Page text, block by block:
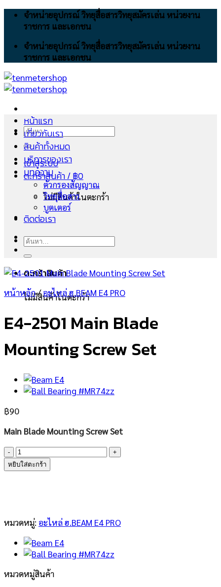
Skip
จำหน่ายอุปกรณ์ วิทยุสื่อสารวิทยุสมัครเล่น หน่วยงาน
ราชการ และเอกชน
จำหน่ายอุปกรณ์ วิทยุสื่อสารวิทยุสมัครเล่น หน่วยงาน
ราชการ และเอกชน
ค้นหา:
เข้าสู่ระบบ
ตะกร้าสินค้า /฿0
ไม่มีสินค้าในตะกร้า
ตะกร้าสินค้า
ไม่มีสินค้าในตะกร้า
หน้าแรก
เกี่ยวกับเรา
สินค้าทั้งหมด
บริการของเรา
บทความ
ตัวกรองสัญญาณ
วิทยุสื่อสาร
บูตเตอร์
ติดต่อเรา
ค้นหา:
หน้าหลัก/อะไหล่ ฮ.BEAM E4 PRO
E4-2501 Main Blade
Mounting Screw Set
฿90
Main Blade Mounting Screw Set
จำนวน
E4-
2501
Screw
Set
ชิ้น
หยิบใส่ตะกร้า
หมวดหมู่: อะไหล่ ฮ.BEAM E4 PRO
หมวดหมู่สินค้า